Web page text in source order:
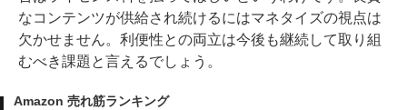
なコンテンツが供給され続けるにはマネタイズの視点は
欠かせません。利便性との両立は今後も継続して取り組
むべき課題と言えるでしょう。
Amazon 売れ筋ランキング